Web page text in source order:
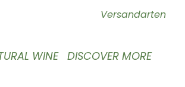
Versandarten
WINE DISCOVER MORE